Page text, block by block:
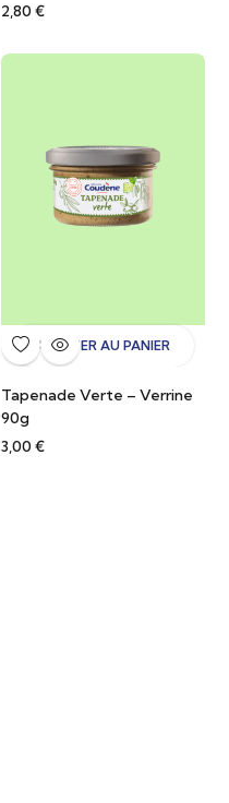
2,80 €
AJOUTER AU PANIER
Tapenade Verte – Verrine
90g
3,00 €